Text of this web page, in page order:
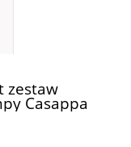
zestaw
Casappa